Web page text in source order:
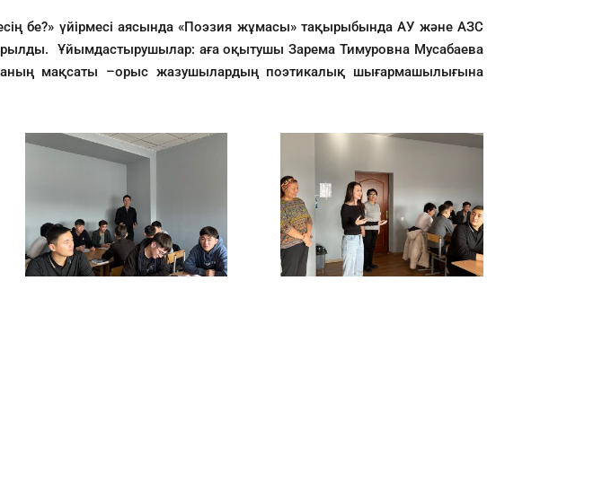
бе?» үйірмесі аясында «Поэзия жұмасы» тақырыбында АУ және АЗС
Ұйымдастырушылар: аға оқытушы Зарема Тимуровна Мусабаева
мақсаты –орыс жазушылардың поэтикалық шығармашылығына